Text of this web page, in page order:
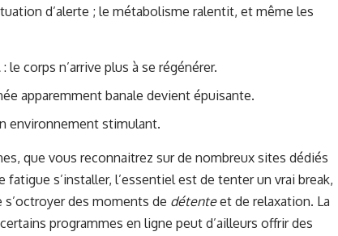
d’alerte ; le métabolisme ralentit, et même les
: le corps n’arrive plus à se régénérer.
apparemment banale devient épuisante.
environnement stimulant.
que vous reconnaitrez sur de nombreux sites dédiés
s’installer, l’essentiel est de tenter un vrai break,
des moments de détenteet de relaxation. La
programmes en ligne peut d’ailleurs offrir des